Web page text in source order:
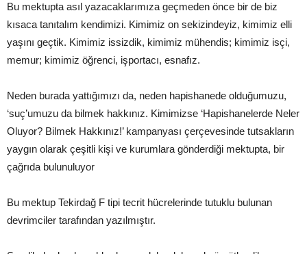
Bu mektupta asıl yazacaklarımıza geçmeden önce bir de biz
kısaca tanıtalım kendimizi. Kimimiz on sekizindeyiz, kimimiz elli
yaşını geçtik. Kimimiz issizdik, kimimiz mühendis; kimimiz isçi,
memur; kimimiz öğrenci, işportacı, esnafız.
Neden burada yattığımızı da, neden hapishanede olduğumuzu,
‘suç’umuzu da bilmek hakkınız. Kimimizse ‘Hapishanelerde Neler
Oluyor? Bilmek Hakkınız!’ kampanyası çerçevesinde tutsakların
yaygın olarak çeşitli kişi ve kurumlara gönderdiği mektupta, bir
çağrıda bulunuluyor
Bu mektup Tekirdağ F tipi tecrit hücrelerinde tutuklu bulunan
devrimciler tarafından yazılmıştır.